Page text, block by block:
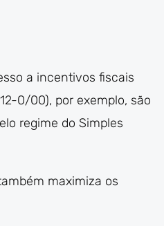
a incentivos fiscais
0/00), por exemplo, são
regime do Simples
maximiza os